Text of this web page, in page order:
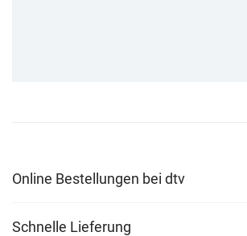
Online Bestellungen bei dtv
Schnelle Lieferung